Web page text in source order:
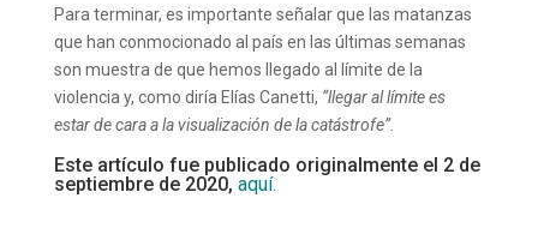
Para terminar, es importante señalar que las matanzas
que han conmocionado al país en las últimas semanas
son muestra de que hemos llegado al límite de la
violencia y, como diría Elías Canetti, “llegar al límite es
estar de cara a la visualización de la catástrofe”.
Este artículo fue publicado originalmente el 2 de
septiembre de 2020, aquí.